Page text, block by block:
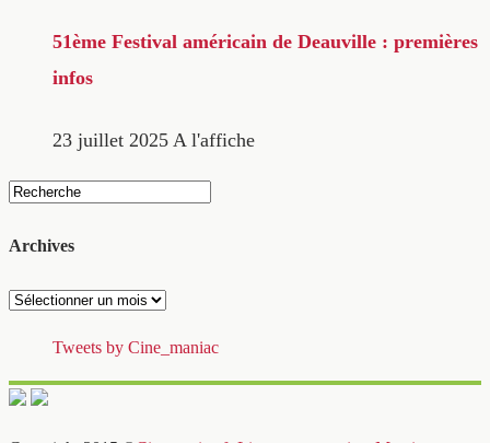
51ème Festival américain de Deauville : premières
infos
23 juillet 2025 A l'affiche
Archives
Archives
Tweets by Cine_maniac